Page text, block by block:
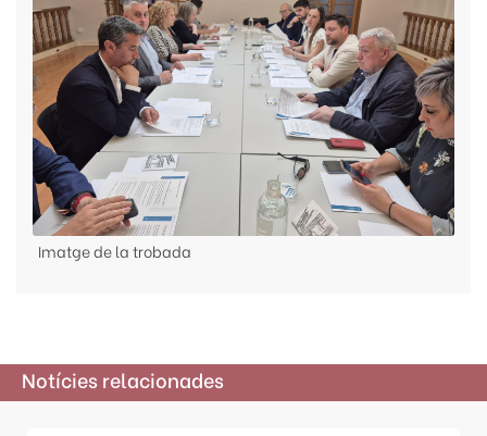
Imatge de la trobada
Notícies relacionades